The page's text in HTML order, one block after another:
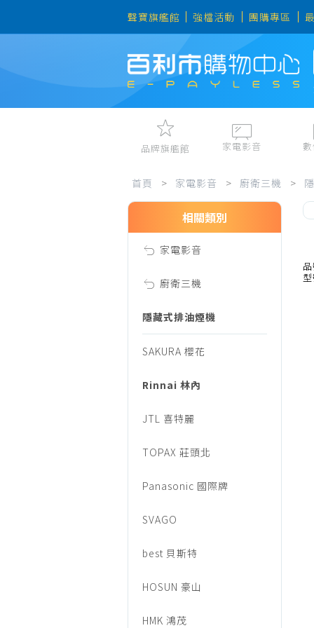
聲寶旗艦館 強檔活動 團購專區
品牌旗艦館 家電影音
電冰箱、冷凍櫃
清淨機、除濕機
廚房家電
生活家電
筆電、
首頁 > 家電影音 > 廚衛三機 >
相關類別
家電影音
廚衛三機
隱藏式排油煙機
SAKURA 櫻花
Rinnai 林內
JTL 喜特麗
TOPAX 莊頭北
Panasonic 國際牌
SVAGO
best 貝斯特
HOSUN 豪山
HMK 鴻茂